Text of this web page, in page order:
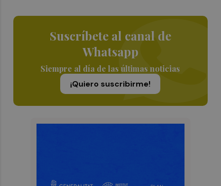
Suscríbete al canal de
Whatsapp
Siempre al día de las últimas noticias
¡Quiero suscribirme!